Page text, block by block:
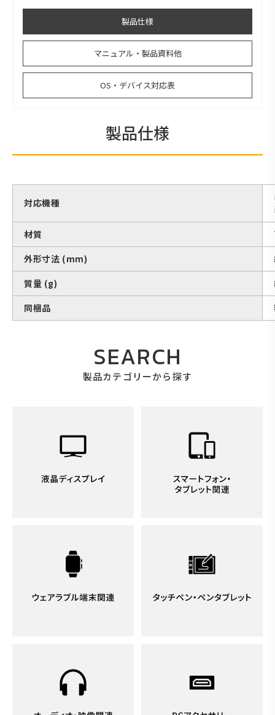
製品仕様
マニュアル・製品資料他
OS・デバイス対応表
製品仕様
対応機種
材質
外形寸法 (mm)
質量 (g)
同梱品
SEARCH
製品カテゴリーから探す